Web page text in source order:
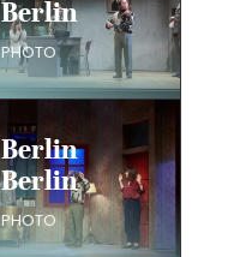
Berlin
PHOTO
Berlin
Berlin
PHOTO